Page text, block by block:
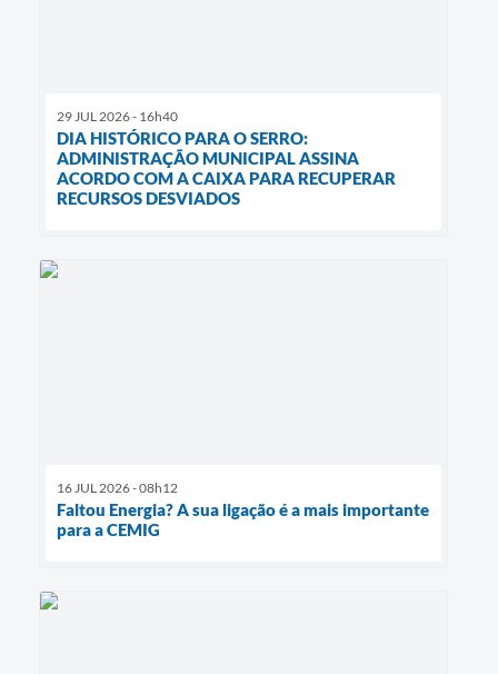
29 JUL 2026 - 16h40
DIA HISTÓRICO PARA O SERRO:
ADMINISTRAÇÃO MUNICIPAL ASSINA
ACORDO COM A CAIXA PARA RECUPERAR
RECURSOS DESVIADOS
16 JUL 2026 - 08h12
Faltou Energia? A sua ligação é a mais importante
para a CEMIG